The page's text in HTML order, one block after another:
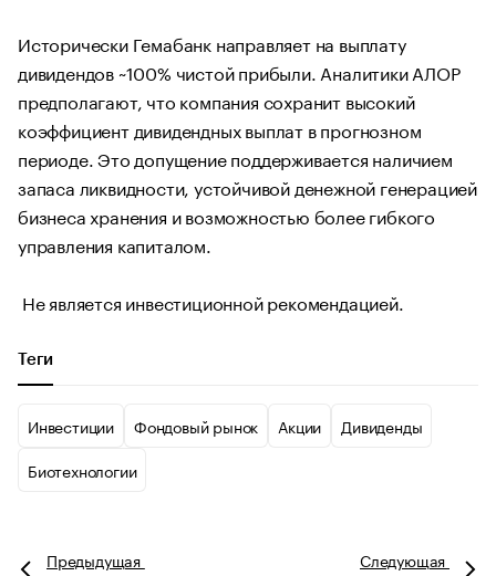
Исторически Гемабанк направляет на выплату
дивидендов ~100% чистой прибыли. Аналитики АЛОР
предполагают, что компания сохранит высокий
коэффициент дивидендных выплат в прогнозном
периоде. Это допущение поддерживается наличием
запаса ликвидности, устойчивой денежной генерацией
бизнеса хранения и возможностью более гибкого
управления капиталом.
Не является инвестиционной рекомендацией.
Теги
Инвестиции Фондовый рынок Акции
Дивиденды
Биотехнологии
Предыдущая Следующая